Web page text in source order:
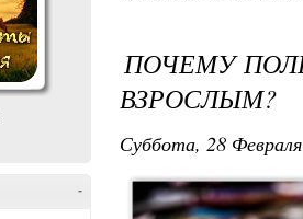
-
ПОЧЕМУ
ВЗРОСЛЫМ?
Суббота, 28